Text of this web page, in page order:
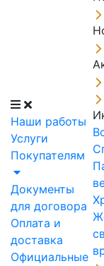
Наши работы
Услуги
Покупателям
Документы
для договора
Оплата и
доставка
Официальные